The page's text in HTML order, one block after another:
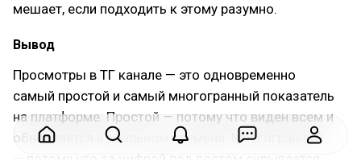
мешает, если подходить к этому разумно.
Вывод
Просмотры в ТГ канале — это одновременно
самый простой и самый многогранный показатель
на платформе. Простой — потому что виден всем и
обновляется в реальном времени. Многогранный